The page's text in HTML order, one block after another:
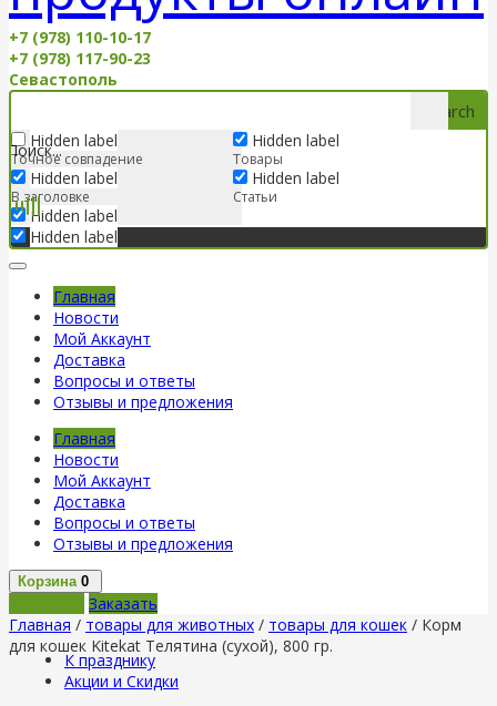
+7 (978) 110-10-17
+7 (978) 117-90-23
Севастополь
Search
Hidden label
Точное совпадение
Hidden label
В заголовке
Hidden label
Hidden label
Hidden label
Товары
Hidden label
Статьи
Главная
Новости
Мой Аккаунт
Доставка
Вопросы и ответы
Отзывы и предложения
Главная
Новости
Мой Аккаунт
Доставка
Вопросы и ответы
Отзывы и предложения
Корзина 0
Заказать
Главная / товары для животных / товары для кошек / Корм
для кошек Kitekat Телятина (сухой), 800 гр.
К празднику
Акции и Скидки